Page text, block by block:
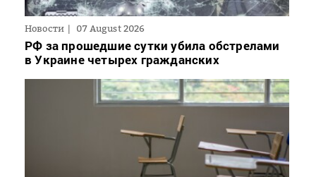
Новости 07 August 2026
РФ за прошедшие сутки убила обстрелами
в Украине четырех гражданских